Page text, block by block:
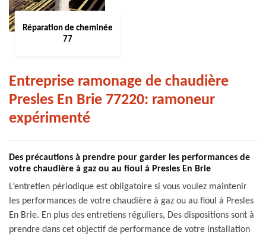
Réparation de cheminée
77
Entreprise ramonage de chaudière
Presles En Brie 77220: ramoneur
expérimenté
Des précautions à prendre pour garder les performances de
votre chaudière à gaz ou au fioul à Presles En Brie
L’entretien périodique est obligatoire si vous voulez maintenir
les performances de votre chaudière à gaz ou au fioul à Presles
En Brie. En plus des entretiens réguliers, Des dispositions sont à
prendre dans cet objectif de performance de votre installation